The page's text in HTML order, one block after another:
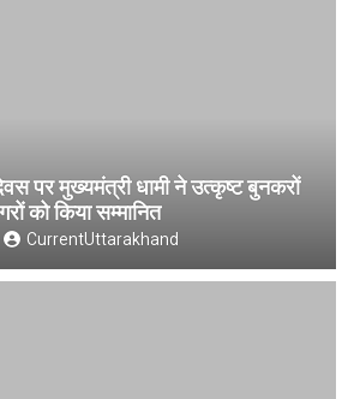
पर मुख्यमंत्री धामी ने उत्कृष्ट बुनकरों
को किया सम्मानित
CurrentUttarakhand